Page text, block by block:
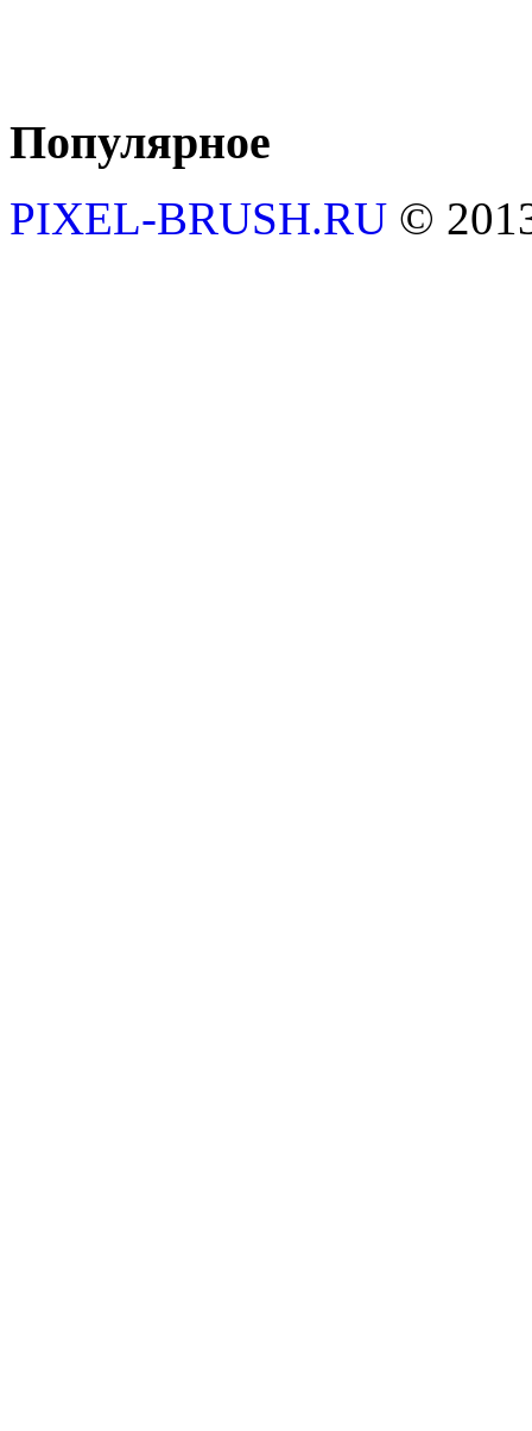
Популярное
PIXEL-BRUSH.RU ©